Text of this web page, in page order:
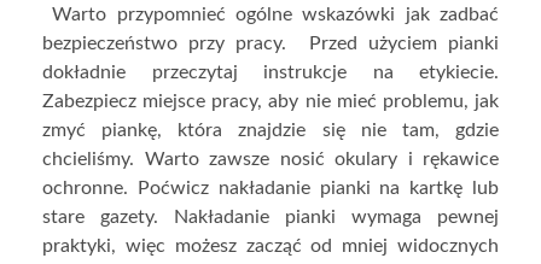
Warto przypomnieć ogólne wskazówki jak zadbać
bezpieczeństwo przy pracy. Przed użyciem pianki
dokładnie przeczytaj instrukcje na etykiecie.
Zabezpiecz miejsce pracy, aby nie mieć problemu, jak
zmyć piankę, która znajdzie się nie tam, gdzie
chcieliśmy. Warto zawsze nosić okulary i rękawice
ochronne. Poćwicz nakładanie pianki na kartkę lub
stare gazety. Nakładanie pianki wymaga pewnej
praktyki, więc możesz zacząć od mniej widocznych